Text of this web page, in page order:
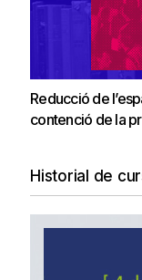
Reducció de
contenció de la
Historial de